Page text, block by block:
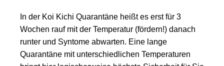
In der Koi Kichi Quarantäne heißt es erst für 3
Wochen rauf mit der Temperatur (fördern!) danach
runter und Syntome abwarten. Eine lange
Quarantäne mit unterschiedlichen Temperaturen